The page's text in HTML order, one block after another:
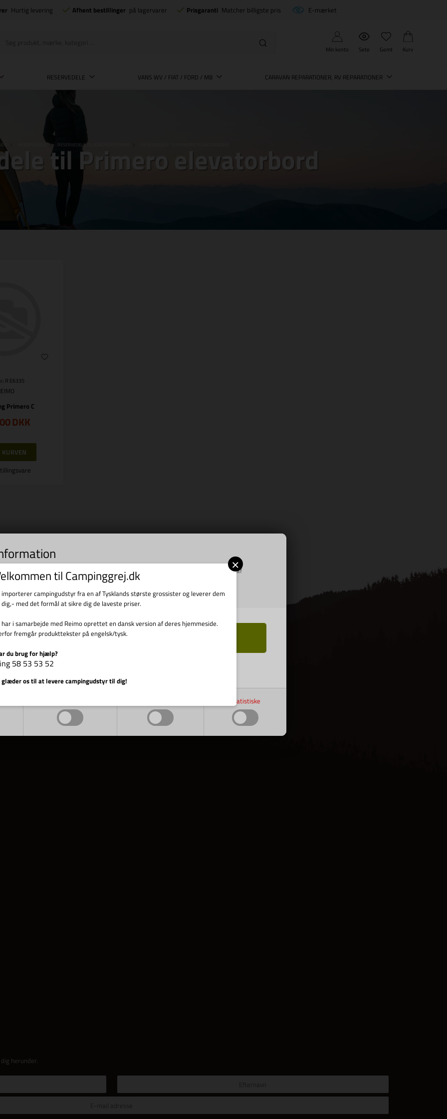
til indsamling af statistik og til trafikmåling. Vi bruger informationen til forbedring af
at klikke videre, accepterer du brugen af cookies.
Statistiske
Hurtig levering Afhent bestillinger på lagervarer Prisgaranti Matcher billigste pris E-mærket
Min konto Sete Gemt Kurv
RESERVEDELE VANS WV / FIAT / FORD / MB CARAVAN REPARATIONER, RV REPARATIONER
RESERVEDELE TIL BORDSSYSTEMER
til Primero elevatorbord
R E6335
Primero C
DKK
herunder.
×
til Campinggrej.dk
importerer campingudstyr fra en af Tysklands største grossister og leverer dem
med det formål at sikre dig de laveste priser.
har i samarbejde med Reimo oprettet en dansk version af deres hjemmeside.
fremgår produkttekster på engelsk/tysk.
du brug for hjælp?
58 53 53 52
glæder os til at levere campingudstyr til dig!